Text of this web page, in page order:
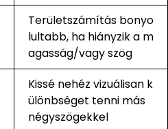
Területszámítás bonyo
lultabb, ha hiányzik a m
agasság/vagy szög
Kissé nehéz vizuálisan k
ülönbséget tenni más
négyszögekkel